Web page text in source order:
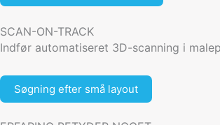
SCAN-ON-TRACK
Indfør automatiseret 3D-scanning i
Søgning efter små layout